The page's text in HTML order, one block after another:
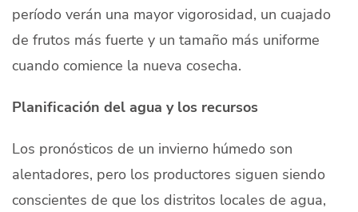
período verán una mayor vigorosidad, un cuajado
de frutos más fuerte y un tamaño más uniforme
cuando comience la nueva cosecha.
Planificación del agua y los recursos
Los pronósticos de un invierno húmedo son
alentadores, pero los productores siguen siendo
conscientes de que los distritos locales de agua,